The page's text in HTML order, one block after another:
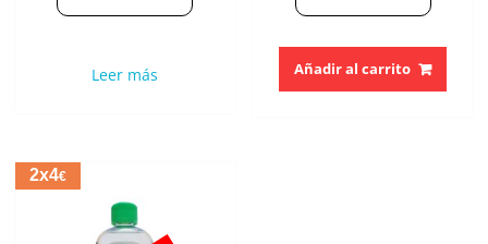
Leer más Añadir al carrito
2x4€